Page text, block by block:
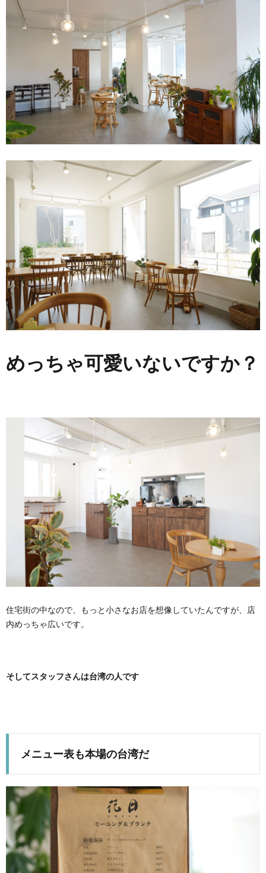
めっちゃ可愛いないですか？
住宅街の中なので、もっと小さなお店を想像していたんですが、店
内めっちゃ広いです。
そしてスタッフさんは台湾の人です
メニュー表も本場の台湾だ